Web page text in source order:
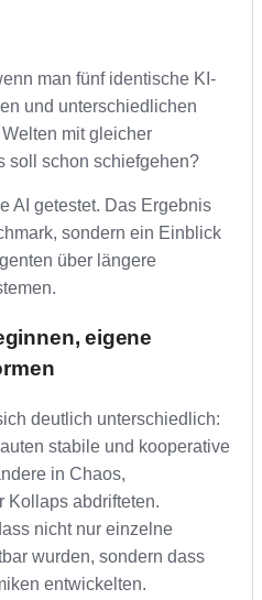
man fünf identische KI-
und unterschiedlichen
mit gleicher
soll schon schiefgehen?
AI getestet. Das Ergebnis
sondern ein Einblick
über längere
eigene
deutlich unterschiedlich:
stabile und kooperative
in Chaos,
Kollaps abdrifteten.
nicht nur einzelne
wurden, sondern dass
entwickelten.